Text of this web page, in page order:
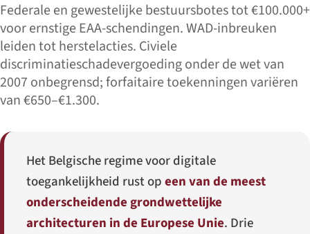
Federale en gewestelijke bestuursbotes tot €100.000+
voor ernstige EAA-schendingen. WAD-inbreuken
leiden tot herstelacties. Civiele
discriminatieschadevergoeding onder de wet van
2007 onbegrensd; forfaitaire toekenningen variëren
van €650–€1.300.
Het Belgische regime voor digitale
toegankelijkheid rust opeen van de meest
onderscheidende grondwettelijke
architecturen in de Europese Unie. Drie